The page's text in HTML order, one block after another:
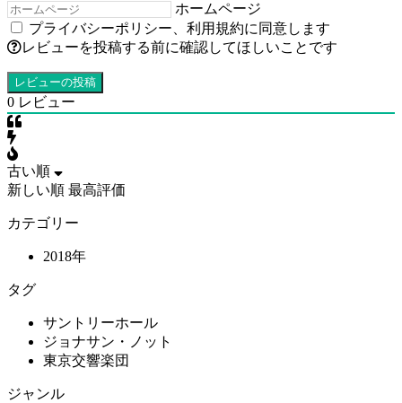
ホームページ
プライバシーポリシー
利用規約に同意します
レビューを投稿する前に確認してほしいことです
0 レビュー
古い順
新しい順 最高評価
カテゴリー
2018年
タグ
サントリーホール
ジョナサン・ノット
東京交響楽団
ジャンル